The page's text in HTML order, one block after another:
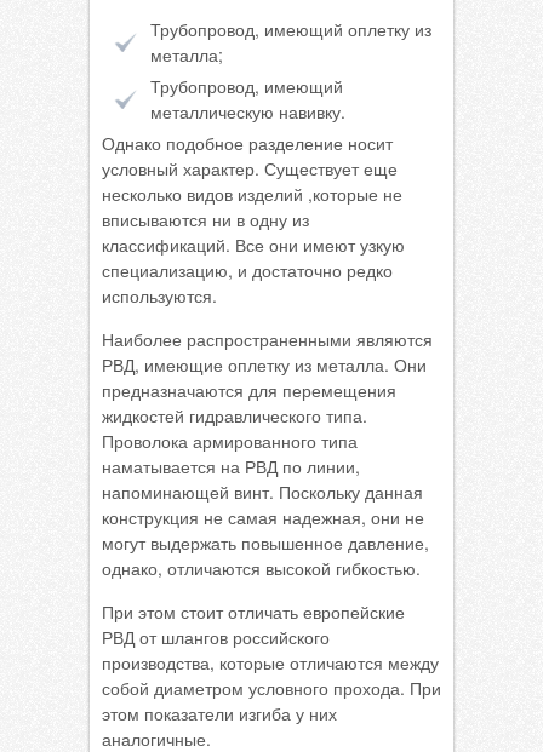
Трубопровод, имеющий оплетку из
металла;
Трубопровод, имеющий
металлическую навивку.
Однако подобное разделение носит
условный характер. Существует еще
несколько видов изделий ,которые не
вписываются ни в одну из
классификаций. Все они имеют узкую
специализацию, и достаточно редко
используются.
Наиболее распространенными являются
РВД, имеющие оплетку из металла. Они
предназначаются для перемещения
жидкостей гидравлического типа.
Проволока армированного типа
наматывается на РВД по линии,
напоминающей винт. Поскольку данная
конструкция не самая надежная, они не
могут выдержать повышенное давление,
однако, отличаются высокой гибкостью.
При этом стоит отличать европейские
РВД от шлангов российского
производства, которые отличаются между
собой диаметром условного прохода. При
этом показатели изгиба у них
аналогичные.